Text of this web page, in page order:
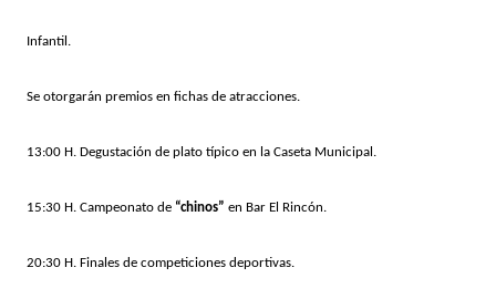
Infantil.
Se otorgarán premios en fichas de atracciones.
13:00 H. Degustación de plato típico en la Caseta Municipal.
15:30 H. Campeonato de “chinos” en Bar El Rincón.
20:30 H. Finales de competiciones deportivas.